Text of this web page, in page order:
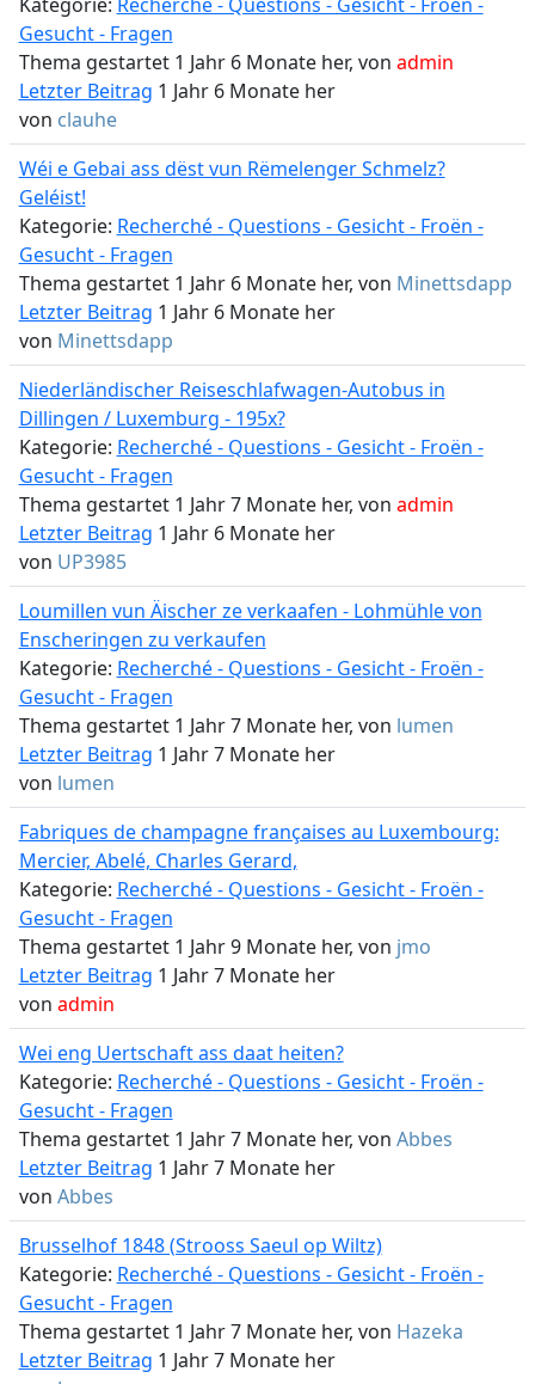
Gesucht - Fragen
Thema gestartet 1 Jahr 6 Monate her, von admin
Letzter Beitrag 1 Jahr 6 Monate her
von clauhe
Wéi e Gebai ass dëst vun Rëmelenger Schmelz?
Geléist!
Kategorie: Recherché - Questions - Gesicht - Froën -
Gesucht - Fragen
Thema gestartet 1 Jahr 6 Monate her, von Minettsdapp
Letzter Beitrag 1 Jahr 6 Monate her
von Minettsdapp
Niederländischer Reiseschlafwagen-Autobus in
Dillingen / Luxemburg - 195x?
Kategorie: Recherché - Questions - Gesicht - Froën -
Gesucht - Fragen
Thema gestartet 1 Jahr 7 Monate her, von admin
Letzter Beitrag 1 Jahr 6 Monate her
von UP3985
Loumillen vun Äischer ze verkaafen - Lohmühle von
Enscheringen zu verkaufen
Kategorie: Recherché - Questions - Gesicht - Froën -
Gesucht - Fragen
Thema gestartet 1 Jahr 7 Monate her, von lumen
Letzter Beitrag 1 Jahr 7 Monate her
von lumen
Fabriques de champagne françaises au Luxembourg:
Mercier, Abelé, Charles Gerard,
Kategorie: Recherché - Questions - Gesicht - Froën -
Gesucht - Fragen
Thema gestartet 1 Jahr 9 Monate her, von jmo
Letzter Beitrag 1 Jahr 7 Monate her
von admin
Wei eng Uertschaft ass daat heiten?
Kategorie: Recherché - Questions - Gesicht - Froën -
Gesucht - Fragen
Thema gestartet 1 Jahr 7 Monate her, von Abbes
Letzter Beitrag 1 Jahr 7 Monate her
von Abbes
Brusselhof 1848 (Strooss Saeul op Wiltz)
Kategorie: Recherché - Questions - Gesicht - Froën -
Gesucht - Fragen
Thema gestartet 1 Jahr 7 Monate her, von Hazeka
Letzter Beitrag 1 Jahr 7 Monate her